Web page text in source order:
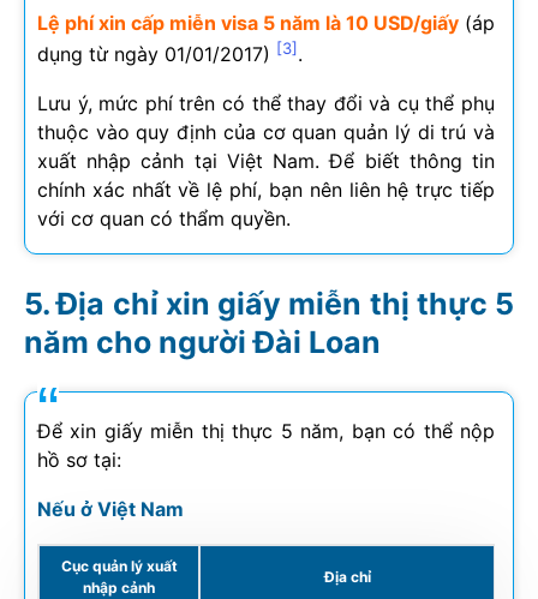
Lệ phí xin cấp miễn visa 5 năm là 10 USD/giấy (áp
dụng từ ngày 01/01/2017) [3].
Lưu ý, mức phí trên có thể thay đổi và cụ thể phụ
thuộc vào quy định của cơ quan quản lý di trú và
xuất nhập cảnh tại Việt Nam. Để biết thông tin
chính xác nhất về lệ phí, bạn nên liên hệ trực tiếp
với cơ quan có thẩm quyền.
Địa chỉ xin giấy miễn thị thực 5
năm cho người Đài Loan
Để xin giấy miễn thị thực 5 năm, bạn có thể nộp
hồ sơ tại:
Nếu ở Việt Nam
Cục quản lý xuất
nhập cảnh
Địa chỉ